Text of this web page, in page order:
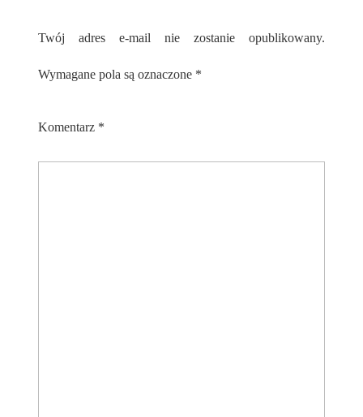
Twój adres e-mail nie zostanie opublikowany.
Wymagane pola są oznaczone *
Komentarz *